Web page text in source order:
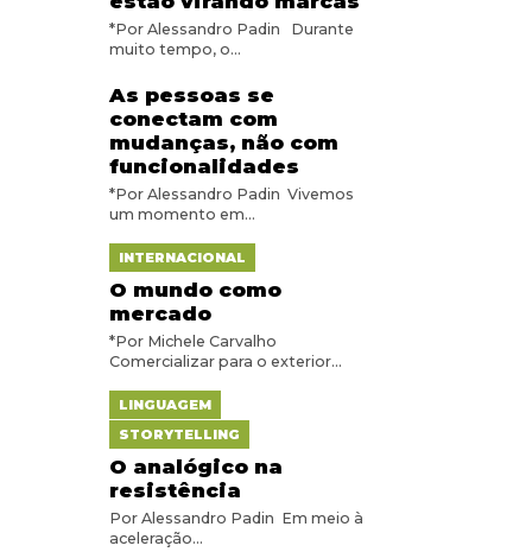
*Por Alessandro Padin Durante
muito tempo, o...
As pessoas se
conectam com
mudanças, não com
funcionalidades
*Por Alessandro Padin Vivemos
um momento em...
INTERNACIONAL
O mundo como
mercado
*Por Michele Carvalho
Comercializar para o exterior...
LINGUAGEM
STORYTELLING
O analógico na
resistência
Por Alessandro Padin Em meio à
aceleração...